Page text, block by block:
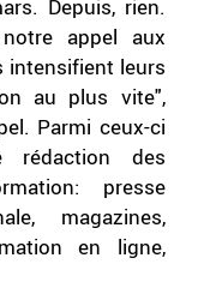
Depuis, rien.
appel aux
intensifient leurs
au plus vite",
Parmi ceux-ci
rédaction des
presse
magazines,
en ligne,